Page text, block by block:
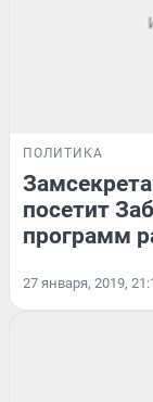
ПОЛИТИКА
посетит
программ
27 января, 2019,